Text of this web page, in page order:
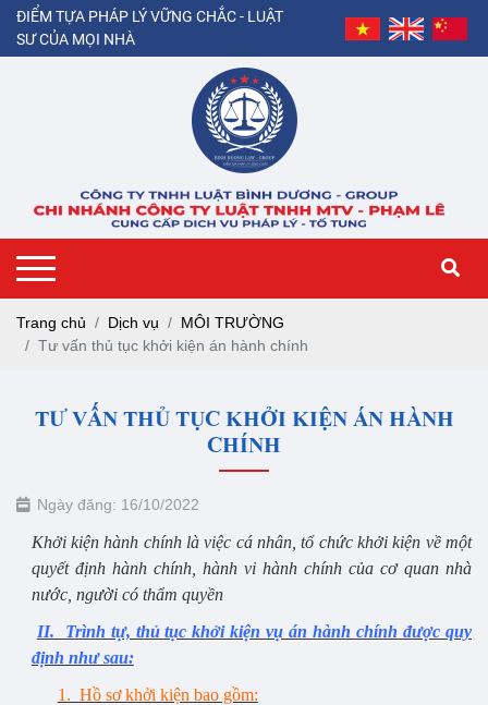
ĐIỂM TỰA PHÁP LÝ VỮNG CHẮC - LUẬT
SƯ CỦA MỌI NHÀ
Trang chủ Dịch vụ
MÔI TRƯỜNG
Tư vấn thủ tục khởi kiện án hành chính
TƯ VẤN THỦ TỤC KHỞI KIỆN ÁN HÀNH
CHÍNH
Ngày đăng: 16/10/2022
Khởi kiện hành chính là việc cá nhân, tổ chức khởi kiện về một
quyết định hành chính, hành vi hành chính của cơ quan nhà
nước, người có thẩm quyền
II. Trình tự, thủ tục khởi kiện vụ án hành chính được quy
định như sau:
1. Hồ sơ khởi kiện bao gồm: